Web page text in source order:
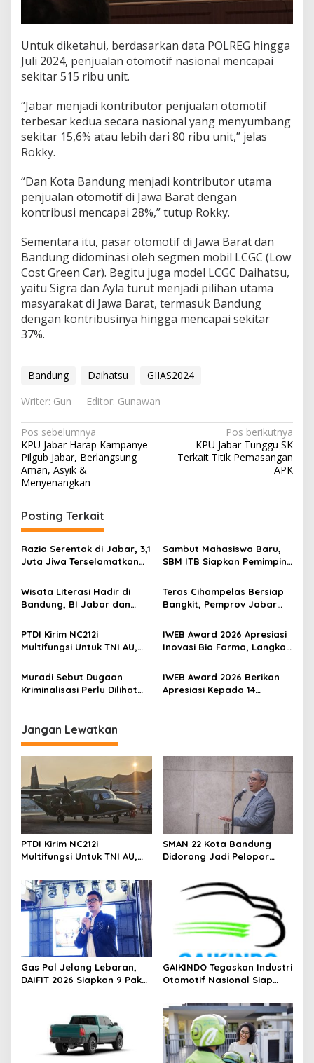
Untuk diketahui, berdasarkan data POLREG hingga
Juli 2024, penjualan otomotif nasional mencapai
sekitar 515 ribu unit.
“Jabar menjadi kontributor penjualan otomotif
terbesar kedua secara nasional yang menyumbang
sekitar 15,6% atau lebih dari 80 ribu unit,” jelas
Rokky.
“Dan Kota Bandung menjadi kontributor utama
penjualan otomotif di Jawa Barat dengan
kontribusi mencapai 28%,” tutup Rokky.
Sementara itu, pasar otomotif di Jawa Barat dan
Bandung didominasi oleh segmen mobil LCGC (Low
Cost Green Car). Begitu juga model LCGC Daihatsu,
yaitu Sigra dan Ayla turut menjadi pilihan utama
masyarakat di Jawa Barat, termasuk Bandung
dengan kontribusinya hingga mencapai sekitar
37%.
Bandung Daihatsu
GIIAS2024
Writer: Gun
Editor: Gunawan
Navigasi
pos
Pos sebelumnya
KPU Jabar Harap Kampanye
Pilgub Jabar, Berlangsung
Aman, Asyik &
Menyenangkan
Pos berikutnya
KPU Jabar Tunggu SK
Terkait Titik Pemasangan
APK
Posting Terkait
Razia Serentak di Jabar, 3,1
Juta Jiwa Terselamatkan
Sambut Mahasiswa Baru,
SBM ITB Siapkan Pemimpin
Wisata Literasi Hadir di
Bandung, BI Jabar dan
Kuliner, Hingga Edukasi
Digital
Teras Cihampelas Bersiap
Bangkit, Pemprov Jabar
Oktober 2026
PTDI Kirim NC212i
Multifungsi Untuk TNI AU,
Pasukan Hingga Modifikasi
Cuaca
IWEB Award 2026 Apresiasi
Inovasi Bio Farma, Langkah
Kesehatan Kian Menguat
Muradi Sebut Dugaan
Kriminalisasi Perlu Dilihat
IWEB Award 2026 Berikan
Apresiasi Kepada 14
Jangan Lewatkan
PTDI Kirim NC212i
Multifungsi Untuk TNI AU,
Pasukan Hingga Modifikasi
Cuaca
SMAN 22 Kota Bandung
Didorong Jadi Pelopor
Gas Pol Jelang Lebaran,
DAIFIT 2026 Siapkan 9 Paket
GAIKINDO Tegaskan Industri
Otomotif Nasional Siap
Dalam Negeri